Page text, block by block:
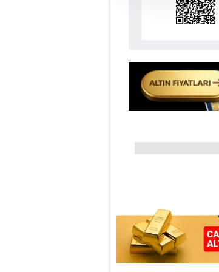
amacıyla
reklam/
butonuna
6698 sayılı
mevzuata uygun